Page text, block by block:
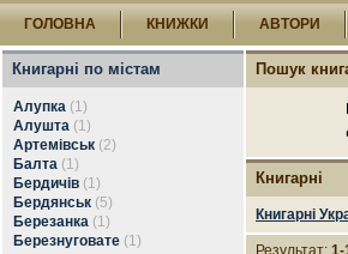
ГОЛОВНА КНИЖКИ АВТОРИ
Книгарні по містам
Алупка (1)
Алушта (1)
Артемівськ (2)
Балта (1)
Бердичів (1)
Бердянськ (5)
Березанка (1)
Березнуговате (1)
Пошук
Книгарні
Книгарні
Результат: 1-